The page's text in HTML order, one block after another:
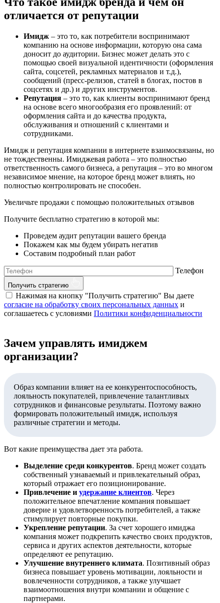
отличается от репутации
Имидж – это то, как потребители воспринимают
компанию на основе информации, которую она сама
доносит до аудитории. Бизнес может делать это с
помощью своей визуальной идентичности (оформления
сайта, соцсетей, рекламных материалов и т.д.),
сообщений (пресс-релизов, статей в блогах, постов в
соцсетях и др.) и других инструментов.
Репутация – это то, как клиенты воспринимают бренд
на основе всего многообразия его проявлений: от
оформления сайта и до качества продукта,
обслуживания и отношений с клиентами и
сотрудниками.
Имидж и репутация компании в интернете взаимосвязаны, но
не тождественны. Имиджевая работа – это полностью
ответственность самого бизнеса, а репутация – это во многом
независимое мнение, на которое бренд может влиять, но
полностью контролировать не способен.
Увеличьте продажи с помощью положительных отзывов
Получите бесплатно стратегию в которой мы:
Проведем аудит репутации вашего бренда
Покажем как мы будем убирать негатив
Составим подробный план работ
Телефон
Получить стратегию
Нажимая на кнопку "Получить стратегию" Вы даете
согласие на обработку своих персональных данных и
соглашаетесь с условиями Политики конфиденциальности
Зачем управлять имиджем
организации?
Образ компании влияет на ее конкурентоспособность,
лояльность покупателей, привлечение талантливых
сотрудников и финансовые результаты. Поэтому важно
формировать положительный имидж, используя
различные стратегии и методы.
Вот какие преимущества дает эта работа.
Выделение среди конкурентов. Бренд может создать
собственный узнаваемый и привлекательный образ,
который отражает его позиционирование.
Привлечение и удержание клиентов. Через
положительное впечатление компания повышает
доверие и удовлетворенность потребителей, а также
стимулирует повторные покупки.
Укрепление репутации. За счет хорошего имиджа
компания может подкрепить качество своих продуктов,
сервиса и других аспектов деятельности, которые
определяют ее репутацию.
Улучшение внутреннего климата. Позитивный образ
бизнеса повышает уровень мотивации, лояльности и
вовлеченности сотрудников, а также улучшает
взаимоотношения внутри компании и общение с
партнерами.